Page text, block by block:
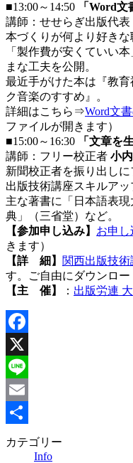
■13:00～14:50
「Word
講師：せせらぎ出版代表
本づくりが何より好きな
「製作費が安くていい
まな工夫を公開。
最近手がけた本は『教
ク音楽のすすめ』。
詳細はこちら⇒Word文
ファイルが開きます）
■15:00～16:30
「文章を
講師：フリー校正者 小
新聞校正者を振り出しに
出版技術講座スキルアッ
主な著書に「日本語表
典」（三省堂）など。
【参加申し込み】 お申し
きます）
【詳 細】 関西出版技
す。ご自由にダウンロー
【主 催】
： 出版労連
Facebook
X
Line
Email
共
カテゴリー
Info